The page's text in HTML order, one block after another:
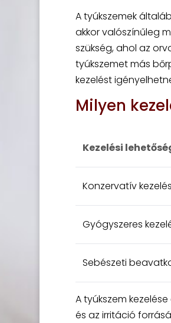
A tyúkszemek
akkor valószínűleg
szükség, ahol az
tyúkszemet más
kezelést
Milyen
Kezelési
Konzervatív kezelés
Gyógyszeres
Sebészeti
A tyúkszem
és az irritáció